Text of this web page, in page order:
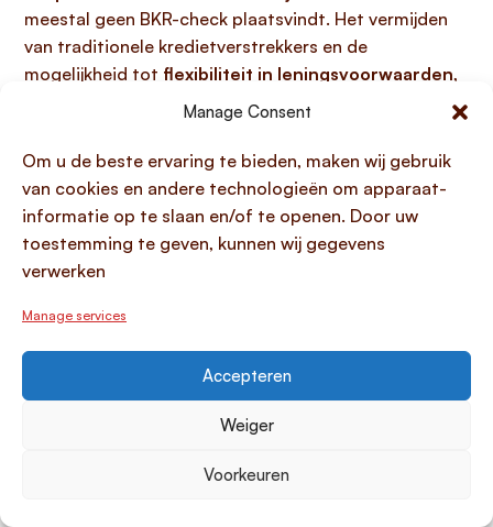
Manage Consent
Om u de beste ervaring te bieden, maken wij gebruik
van cookies en andere technologieën om apparaat-
informatie op te slaan en/of te openen. Door uw
toestemming te geven, kunnen wij gegevens
verwerken
Manage services
Accepteren
Weiger
Voorkeuren
meestal geen BKR-check plaatsvindt. Het vermijden
van traditionele kredietverstrekkers en de
mogelijkheid tot flexibiliteit in leningsvoorwaarden,
zoals lagere rentetarieven, zijn duidelijke voordelen.
leenbedrag, rente en terugbetalingstermijnen,zwart-
op-wit te zetten in een contract. Het niet tijdig
terugbetalen kan namelijk leiden totsociale
conflictenen deonderlinge relatie belasten
zelfs kan resulteren in het einde van een mooie
Kredietvormen zonder BKR-registratie zijn leningen
waarbij de kredietverstrekker geen toetsing uitvoert
financiering is aantrekkelijk voor consumenten die,